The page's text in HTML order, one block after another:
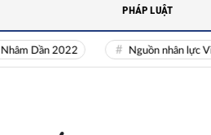
2022 Nguồn nhân lực Việt
PHÁP LUẬT